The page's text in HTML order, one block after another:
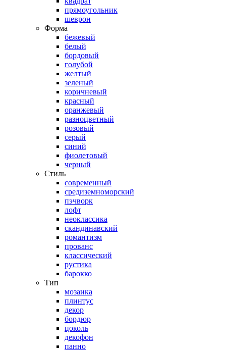
прямоугольник
шеврон
Форма
бежевый
белый
бордовый
голубой
желтый
зеленый
коричневый
красный
оранжевый
разноцветный
розовый
серый
синий
фиолетовый
черный
Стиль
современный
средиземноморский
пэчворк
лофт
неоклассика
скандинавский
романтизм
прованс
классический
рустика
барокко
Тип
мозаика
плинтус
декор
бордюр
цоколь
декофон
панно